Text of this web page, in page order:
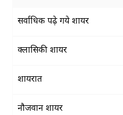
सर्वाधिक पढ़े गये शायर
क्लासिकी शायर
शायरात
नौजवान शायर